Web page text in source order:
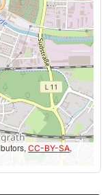
CC-BY-SA,